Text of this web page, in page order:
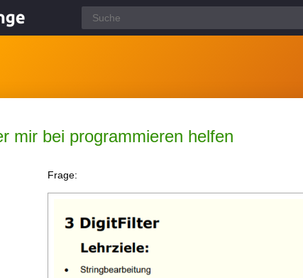
mir bei programmieren helfen
Frage: